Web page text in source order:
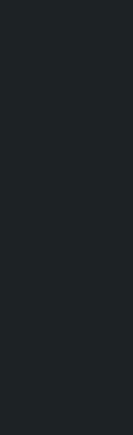
काठमाडौँ । थाई
काठमाडौँ आएको
विमानस्थलमा
प्राधिकरणका
(जीएसए) पनि रद्द
‘विशेष चार्टर्ड’